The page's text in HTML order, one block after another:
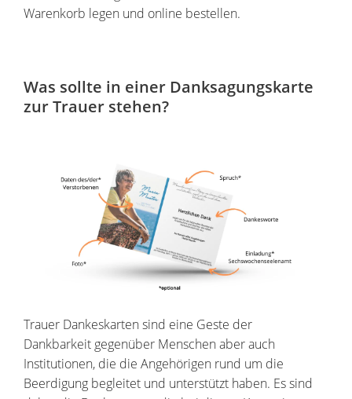
Warenkorb legen und online bestellen.
Was sollte in einer Danksagungskarte
zur Trauer stehen?
Trauer Dankeskarten sind eine Geste der
Dankbarkeit gegenüber Menschen aber auch
Institutionen, die die Angehörigen rund um die
Beerdigung begleitet und unterstützt haben. Es sind